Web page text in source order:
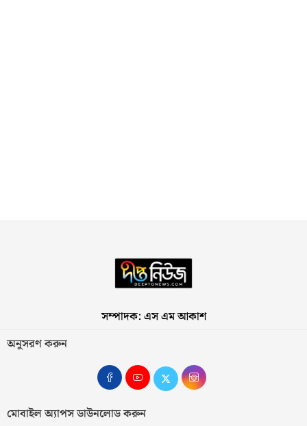
সম্পাদক: এস এম আকাশ
অনুসরণ করুন
মোবাইল অ্যাপস ডাউনলোড করুন